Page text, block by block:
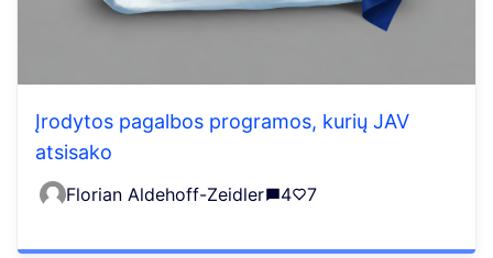
Įrodytos pagalbos programos, kurių JAV
atsisako
Florian Aldehoff-Zeidler 4 7